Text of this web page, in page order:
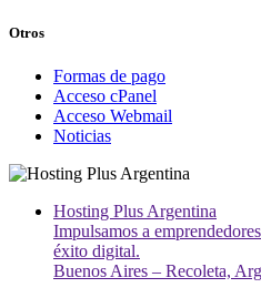
Otros
Formas de pago
Acceso cPanel
Acceso Webmail
Noticias
Hosting Plus Argentina
Impulsamos a
éxito digital.
Buenos Aires – Recoleta,